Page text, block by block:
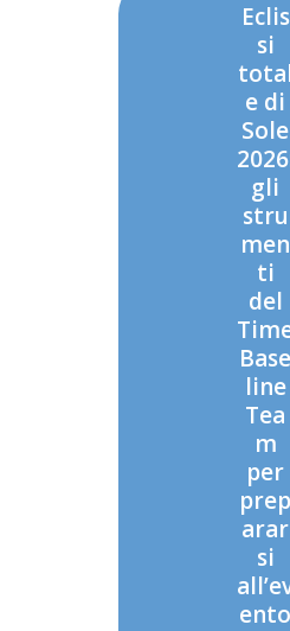
Eclis
si
e di
Sole
gli
stru
men
ti
del
Base
line
Tea
m
per
prep
arar
si
ento